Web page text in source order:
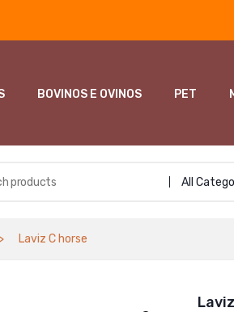
BOVINOS E OVINOS PET
All
Laviz C horse